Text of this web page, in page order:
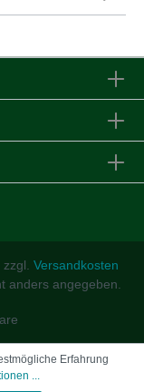
Versandkosten
anders angegeben.
Erfahrung
...